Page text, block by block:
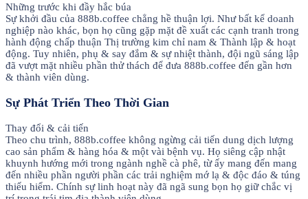
Những trước khi đầy hắc búa
Sự khởi đầu của 888b.coffee chẳng hề thuận lợi. Như bất kể doanh
nghiệp nào khác, bọn họ cũng gặp mặt đề xuất các cạnh tranh trong
hành động chấp thuận Thị trường kim chỉ nam & Thành lập & hoạt
động. Tuy nhiên, phụ & say đắm & sự nhiệt thành, đội ngũ sáng lập
đã vượt mặt nhiều phần thử thách để đưa 888b.coffee đến gần hơn
& thành viên dùng.
Sự Phát Triển Theo Thời Gian
Thay đổi & cải tiến
Theo chu trình, 888b.coffee không ngừng cải tiến dung dịch lượng
cao sản phẩm & hàng hóa & một vài bệnh vụ. Họ siêng cập nhật
khuynh hướng mới trong ngành nghề cà phê, từ ấy mang đến mang
đến nhiều phần người phần các trải nghiệm mớ lạ & độc đáo & túng
thiếu hiểm. Chính sự linh hoạt này đã ngã sung bọn họ giữ chắc vị